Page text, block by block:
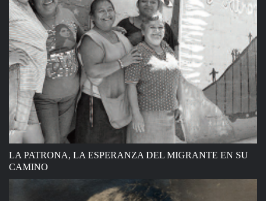
LA PATRONA, LA ESPERANZA DEL MIGRANTE EN SU
CAMINO